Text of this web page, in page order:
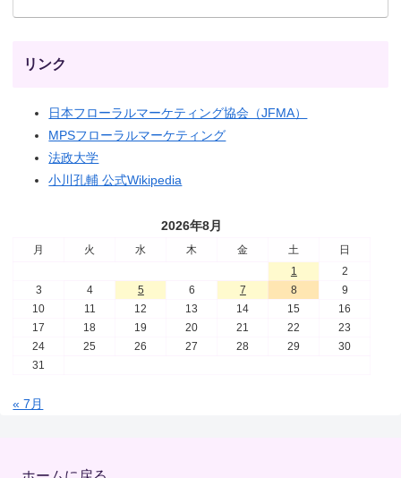
リンク
日本フローラルマーケティング協会（JFMA）
MPSフローラルマーケティング
法政大学
小川孔輔 公式Wikipedia
2026年8月
月 火 水 木 金 土
日
1
2
3
4 5 6 7 8
9
10
11 12 13 14 15
16
17
18 19 20 21 22
23
24
25 26 27 28 29
30
31
« 7月